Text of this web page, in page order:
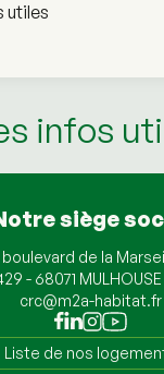
utiles
infos
siège
boulevard de la
- 68071
crc@m2a-habitat.fr
Liste de nos